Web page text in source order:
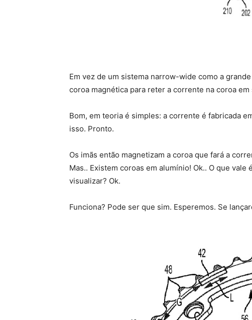
Em vez de um sistema narrow-wide como a
coroa magnética para reter a corrente na coroa em
Bom, em teoria é simples: a corrente é fabricada
isso. Pronto.
Os imãs então magnetizam a coroa que fará a
Mas.. Existem coroas em alumínio! Ok.. O que
visualizar? Ok.
Funciona? Pode ser que sim. Esperemos. Se